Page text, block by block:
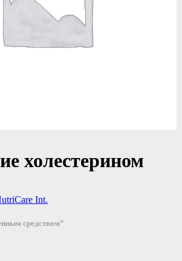
холестерином
Int.
средством”